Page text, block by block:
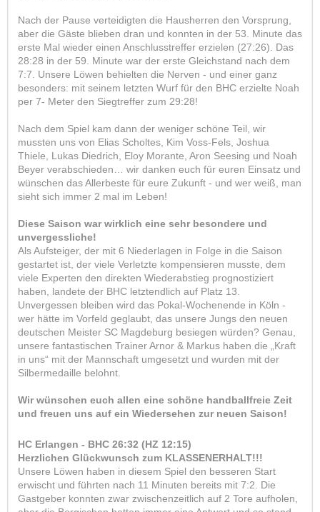
Nach der Pause verteidigten die Hausherren den Vorsprung,
aber die Gäste blieben dran und konnten in der 53. Minute das
erste Mal wieder einen Anschlusstreffer erzielen (27:26). Das
28:28 in der 59. Minute war der erste Gleichstand nach dem
7:7. Unsere Löwen behielten die Nerven - und einer ganz
besonders: mit seinem letzten Wurf für den BHC erzielte Noah
per 7- Meter den Siegtreffer zum 29:28!
Nach dem Spiel kam dann der weniger schöne Teil, wir
mussten uns von Elias Scholtes, Kim Voss-Fels, Joshua
Thiele, Lukas Diedrich, Eloy Morante, Aron Seesing und Noah
Beyer verabschieden… wir danken euch für euren Einsatz und
wünschen das Allerbeste für eure Zukunft - und wer weiß, man
sieht sich immer 2 mal im Leben!
Diese Saison war wirklich eine sehr besondere und
unvergessliche!
Als Aufsteiger, der mit 6 Niederlagen in Folge in die Saison
gestartet ist, der viele Verletzte kompensieren musste, dem
viele Experten den direkten Wiederabstieg prognostiziert
haben, landete der BHC letztendlich auf Platz 13.
Unvergessen bleiben wird das Pokal-Wochenende in Köln -
wer hätte im Vorfeld geglaubt, das unsere Jungs den neuen
deutschen Meister SC Magdeburg besiegen würden? Genau,
unsere fantastischen Trainer Arnor & Markus haben die „Kraft
in uns“ mit der Mannschaft umgesetzt und wurden mit der
Silbermedaille belohnt.
Wir wünschen euch allen eine schöne handballfreie Zeit
und freuen uns auf ein Wiedersehen zur neuen Saison!
HC Erlangen - BHC 26:32 (HZ 12:15)
Herzlichen Glückwunsch zum KLASSENERHALT!!!
Unsere Löwen haben in diesem Spiel den besseren Start
erwischt und führten nach 11 Minuten bereits mit 7:2. Die
Gastgeber konnten zwar zwischenzeitlich auf 2 Tore aufholen,